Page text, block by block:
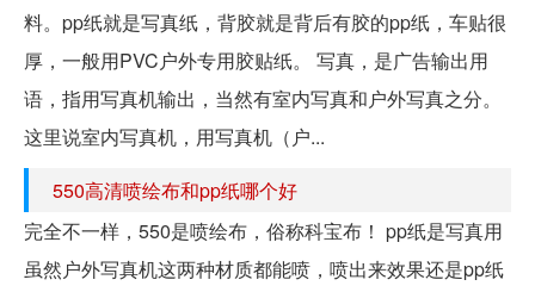
料。pp纸就是写真纸，背胶就是背后有胶的pp纸，车贴很
厚，一般用PVC户外专用胶贴纸。 写真，是广告输出用
语，指用写真机输出，当然有室内写真和户外写真之分。
这里说室内写真机，用写真机（户...
550高清喷绘布和pp纸哪个好
完全不一样，550是喷绘布，俗称科宝布！ pp纸是写真用
虽然户外写真机这两种材质都能喷，喷出来效果还是pp纸